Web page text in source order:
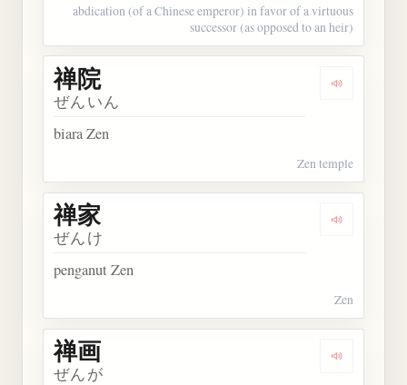
abdication (of a Chinese emperor) in favor of a virtuous
successor (as opposed to an heir)
Dengarkan
禅院
ぜんいん
biara Zen
Zen temple
Dengarkan
禅家
ぜんけ
penganut Zen
Zen
Dengarkan
禅画
ぜんが